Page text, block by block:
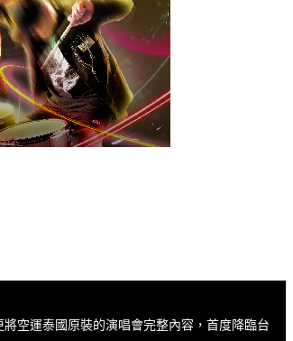
空運泰國原裝的演唱會完整內容，首度降臨台